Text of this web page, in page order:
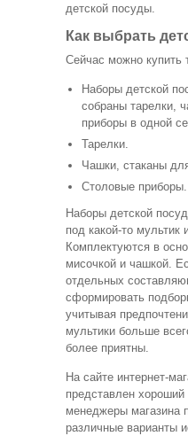
детской посуды.
Как выбрать
Сейчас можно купить
Наборы детской
собраны тарелки,
приборы в одной
Тарелки.
Чашки, стаканы
Столовые приборы.
Наборы детской
под какой-то мультик
Комплектуются в
мисочкой и чашкой.
отдельных
сформировать
учитывая
мультики больше
более приятны.
На сайте интернет-
представлен
менеджеры магазина
различные варианты